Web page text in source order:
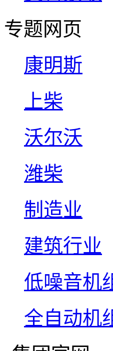
专题网页
康明斯
上柴
沃尔沃
潍柴
制造业
建筑行业
低噪音机
全自动机